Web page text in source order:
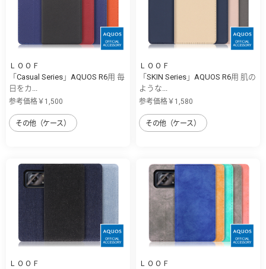
ＬＯＯＦ
「Casual Series」AQUOS R6用 毎
日をカ...
参考価格￥1,500
その他（ケース）
ＬＯＯＦ
「SKIN Series」AQUOS R6用 肌の
ような...
参考価格￥1,580
その他（ケース）
ＬＯＯＦ
ＬＯＯＦ